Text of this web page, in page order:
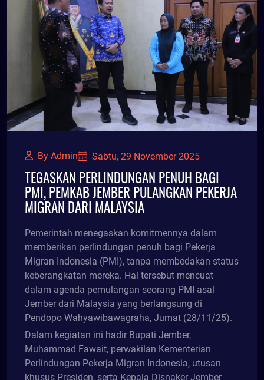
By Admin Sabtu, 29 November 2025
TEGASKAN PERLINDUNGAN PENUH BAGI
PMI, PEMKAB JEMBER PULANGKAN PEKERJA
MIGRAN DARI MALAYSIA
Pemerintah menegaskan komitmennya dalam
memberikan perlindungan penuh bagi Pekerja
Migran Indonesia (PMI), tanpa membedakan status
keberangkatan mereka. Hal tersebut mencuat
dalam agenda pemulangan seorang PMI asal
Jember dari Malaysia yang berlangsung di
Pendopo Wahyawibawagraha, Jumat (28/11/25).
Dalam kegiatan ini hadir Bupati Jember,
Muhammad Fawait, perwakilan Kementerian
Perlindungan Pekerja Migran Indonesia, utusan
khusus Presiden, serta Kepala Disnaker Jember